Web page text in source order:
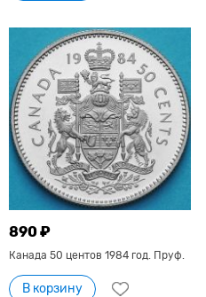
890 ₽
Канада 50 центов 1984 год. Пруф.
В корзину